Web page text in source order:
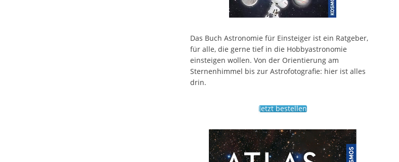
Das Buch Astronomie für Einsteiger ist ein Ratgeber,
für alle, die gerne tief in die Hobbyastronomie
einsteigen wollen. Von der Orientierung am
Sternenhimmel bis zur Astrofotografie: hier ist alles
drin.
Jetzt bestellen